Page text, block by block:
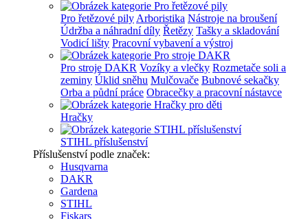
Pro řetězové pily Arboristika Nástroje na broušení
Údržba a náhradní díly Řetězy Tašky a skladování
Vodicí lišty Pracovní vybavení a výstroj
Pro stroje DAKR Vozíky a vlečky Rozmetače soli a
zeminy Úklid sněhu Mulčovače Bubnové sekačky
Orba a půdní práce Obracečky a pracovní nástavce
Hračky
STIHL příslušenství
Příslušenství podle značek:
Husqvarna
DAKR
Gardena
STIHL
Fiskars